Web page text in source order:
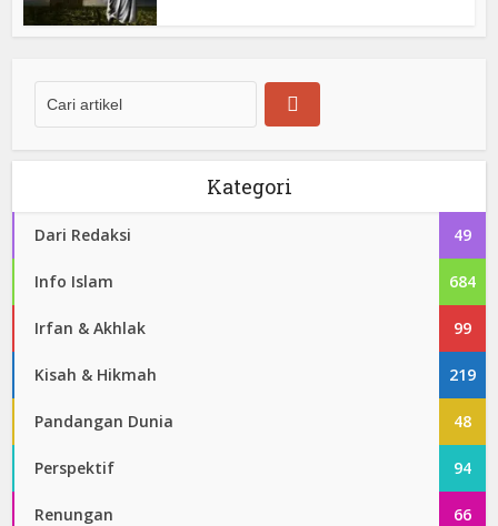
Kategori
Dari Redaksi 49
Info Islam 684
Irfan & Akhlak 99
Kisah & Hikmah 219
Pandangan Dunia 48
Perspektif 94
Renungan 66